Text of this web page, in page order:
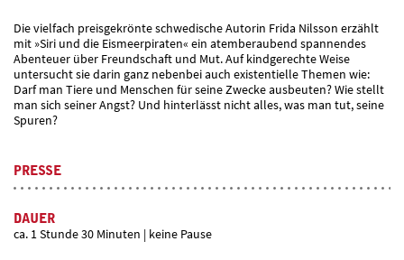
Die vielfach preisgekrönte schwedische Autorin Frida Nilsson erzählt
mit »Siri und die Eismeerpiraten« ein atemberaubend spannendes
Abenteuer über Freundschaft und Mut. Auf kindgerechte Weise
untersucht sie darin ganz nebenbei auch existentielle Themen wie:
Darf man Tiere und Menschen für seine Zwecke ausbeuten? Wie stellt
man sich seiner Angst? Und hinterlässt nicht alles, was man tut, seine
Spuren?
PRESSE
DAUER
ca. 1 Stunde 30 Minuten | keine Pause